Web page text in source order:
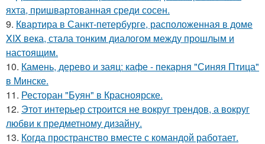
яхта, пришвартованная среди сосен.
9. Квартира в Санкт-петербурге, расположенная в доме
XIX века, стала тонким диалогом между прошлым и
настоящим.
10. Камень, дерево и заяц: кафе - пекарня "Синяя Птица"
в Минске.
11. Ресторан "Буян" в Красноярске.
12. Этот интерьер строится не вокруг трендов, а вокруг
любви к предметному дизайну.
13. Когда пространство вместе с командой работает.